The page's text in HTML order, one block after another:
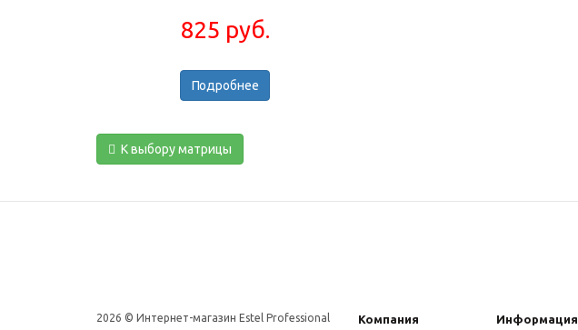
825 руб.
Подробнее
К выбору матрицы
2026 © Интернет-магазин Estel Professional Компания Информация